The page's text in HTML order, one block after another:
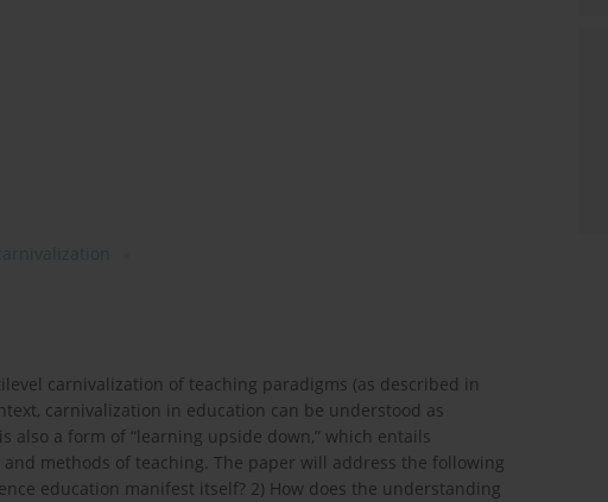
carnivalization of teaching paradigms (as described in
carnivalization in education can be understood as
also a form of “learning upside down,” which entails
methods of teaching. The paper will address the following
education manifest itself? 2) How does the understanding